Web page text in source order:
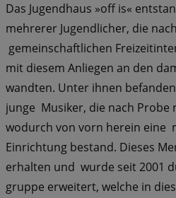
Das Jugendhaus »off is«
mehrerer Jugendlicher, die
gemein­schaftlichen
mit diesem Anliegen an den
wandten. Unter ihnen
junge Musiker, die nach Probe
wodurch von vorn­ herein eine
Einrichtung bestand. Dieses
erhalten und wurde seit 2001
gruppe erweitert, welche in